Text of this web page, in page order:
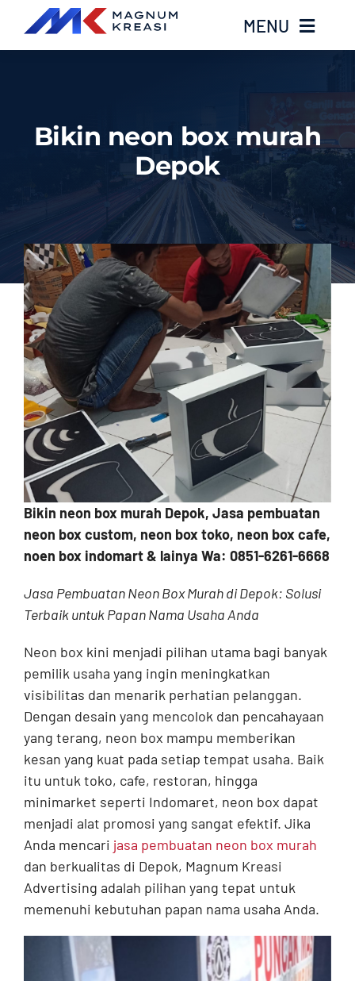
content
MENU
Services
About
Blog
Contact
Bikin neon box murah
Depok
Bikin neon box murah Depok, Jasa pembuatan
neon box custom, neon box toko, neon box cafe,
noen box indomart & lainya Wa: 0851-6261-6668
Jasa Pembuatan Neon Box Murah di Depok: Solusi
Terbaik untuk Papan Nama Usaha Anda
Neon box kini menjadi pilihan utama bagi banyak
pemilik usaha yang ingin meningkatkan
visibilitas dan menarik perhatian pelanggan.
Dengan desain yang mencolok dan pencahayaan
yang terang, neon box mampu memberikan
kesan yang kuat pada setiap tempat usaha. Baik
itu untuk toko, cafe, restoran, hingga
minimarket seperti Indomaret, neon box dapat
menjadi alat promosi yang sangat efektif. Jika
Anda mencari jasa pembuatan neon box murah
dan berkualitas di Depok, Magnum Kreasi
Advertising adalah pilihan yang tepat untuk
memenuhi kebutuhan papan nama usaha Anda.